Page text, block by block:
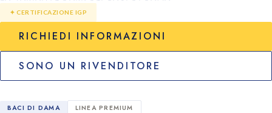
✦ CERTIFICAZIONE IGP
RICHIEDI INFORMAZIONI
SONO UN RIVENDITORE
BACI DI DAMA LINEA PREMIUM